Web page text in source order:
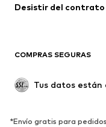
Abrigos
Tallas grandes
Reciclado
ZAPATOS
Desistir del contrato
COMPRAS SEGURAS
Tus datos están
*Envío gratis para